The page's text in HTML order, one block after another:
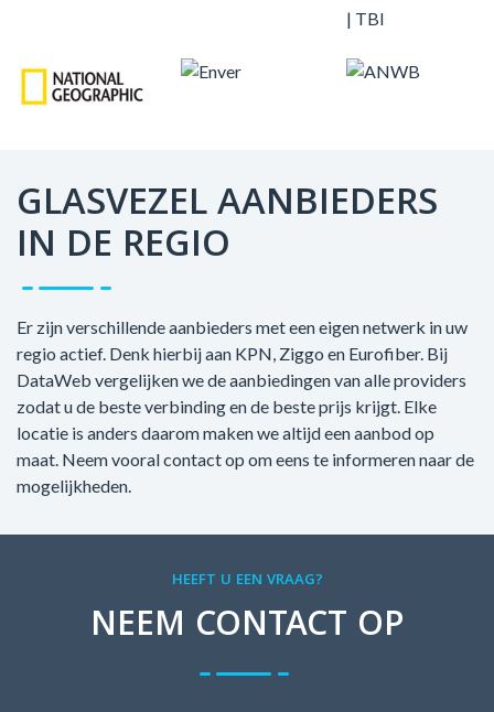
GLASVEZEL AANBIEDERS
IN DE REGIO
Er zijn verschillende aanbieders met een eigen netwerk in uw
regio actief. Denk hierbij aan KPN, Ziggo en Eurofiber. Bij
DataWeb vergelijken we de aanbiedingen van alle providers
zodat u de beste verbinding en de beste prijs krijgt. Elke
locatie is anders daarom maken we altijd een aanbod op
maat. Neem vooral contact op om eens te informeren naar de
mogelijkheden.
HEEFT U EEN VRAAG?
NEEM CONTACT OP